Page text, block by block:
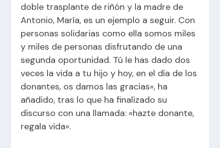
doble trasplante de riñón y la madre de
Antonio, María, es un ejemplo a seguir. Con
personas solidarias como ella somos miles
y miles de personas disfrutando de una
segunda oportunidad. Tú le has dado dos
veces la vida a tu hijo y hoy, en el día de los
donantes, os damos las gracias», ha
añadido, tras lo que ha finalizado su
discurso con una llamada: «hazte donante,
regala vida».